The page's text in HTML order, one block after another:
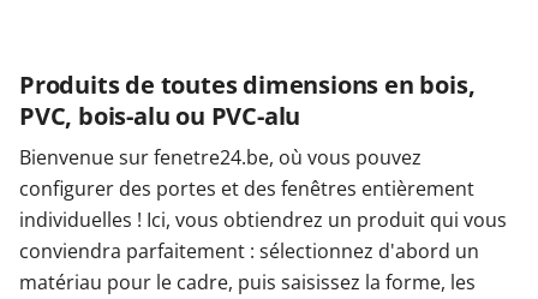
Produits de toutes dimensions en bois,
PVC, bois-alu ou PVC-alu
Bienvenue sur fenetre24.be, où vous pouvez
configurer des portes et des fenêtres entièrement
individuelles ! Ici, vous obtiendrez un produit qui vous
conviendra parfaitement : sélectionnez d'abord un
matériau pour le cadre, puis saisissez la forme, les